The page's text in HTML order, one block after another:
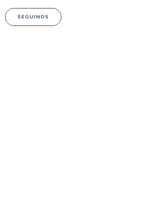
SEGUINOS